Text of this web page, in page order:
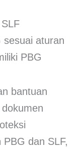
sesuai aturan
PBG
bantuan
dan SLF,